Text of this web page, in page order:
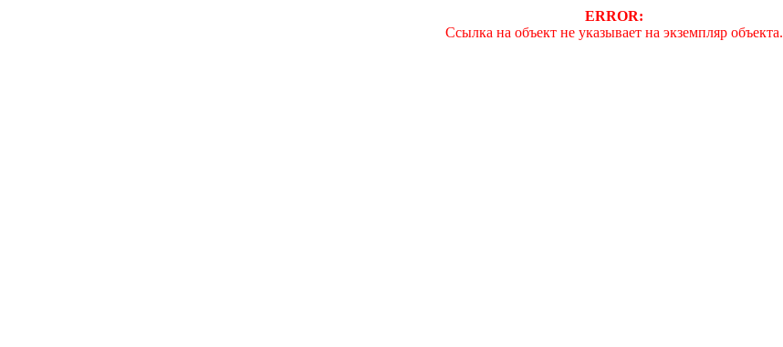
ERROR:
Ссылка на объект не указывает на экземпляр объекта.